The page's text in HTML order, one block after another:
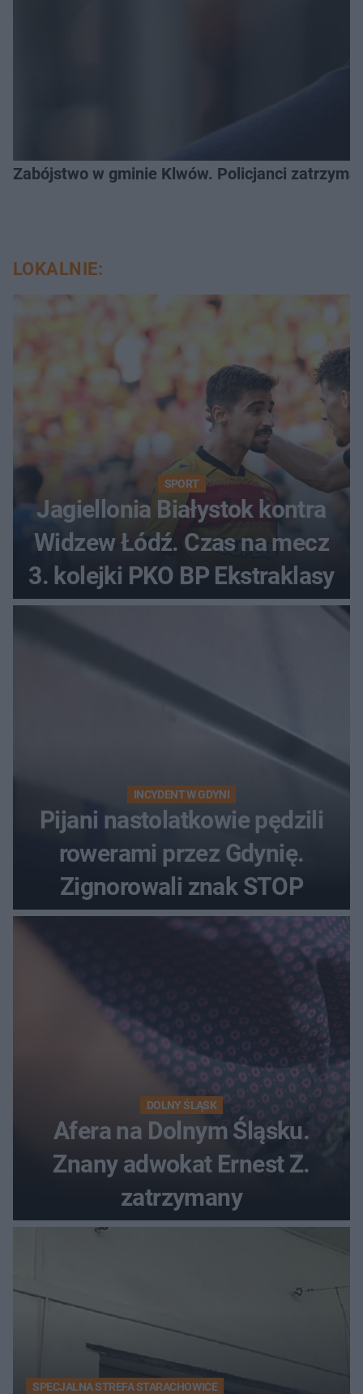
Zabójstwo w gminie Klwów. Policjanci
LOKALNIE:
SPORT
Jagiellonia Białystok kontra
Widzew Łódź. Czas na mecz
3. kolejki PKO BP Ekstraklasy
INCYDENT W GDYNI
Pijani nastolatkowie pędzili
rowerami przez Gdynię.
Zignorowali znak STOP
DOLNY ŚLĄSK
Afera na Dolnym Śląsku.
Znany adwokat Ernest Z.
zatrzymany
SPECJALNA STREFA STARACHOWICE